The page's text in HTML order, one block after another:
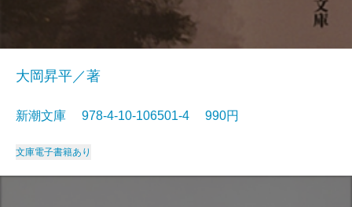
大岡昇平／著
新潮文庫 978-4-10-106501-4 990円
文庫電子書籍あり